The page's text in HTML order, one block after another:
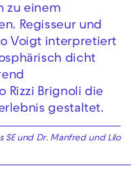
zu einem
Regisseur und
Voigt interpretiert
dicht
Rizzi Brignoli die
gestaltet.
und Dr. Manfred und Lilo